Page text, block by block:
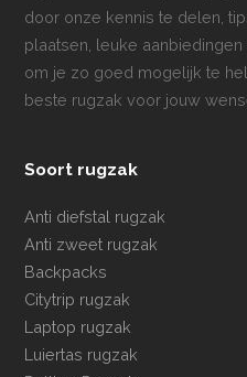
door onze kennis te delen,
plaatsen, leuke
om je zo goed mogelijk te
beste rugzak voor jouw
Soort rugzak
Anti diefstal rugzak
Anti zweet rugzak
Backpacks
Citytrip rugzak
Laptop rugzak
Luiertas rugzak